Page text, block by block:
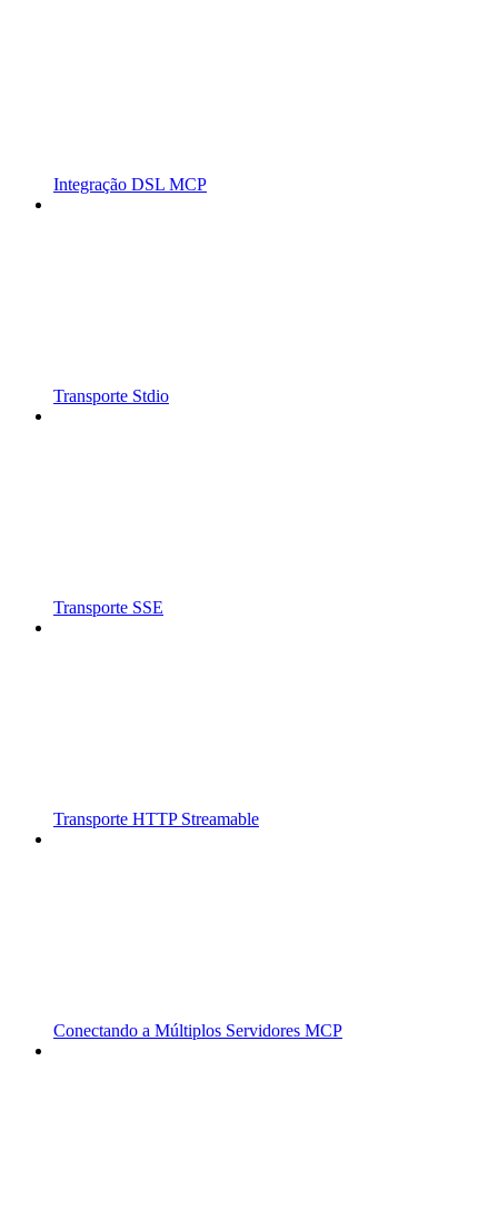
Integração DSL MCP
Transporte Stdio
Transporte SSE
Transporte HTTP Streamable
Conectando a Múltiplos Servidores MCP